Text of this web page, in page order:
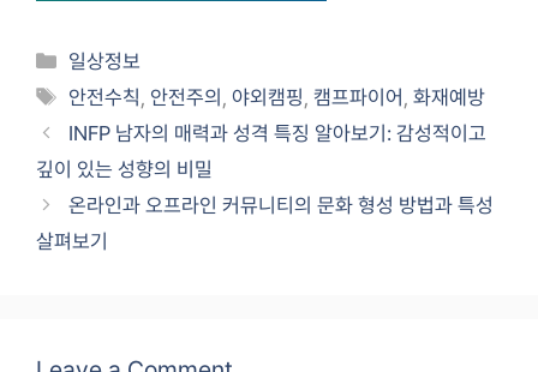
Categories
일상정보
Tags
안전수칙 안전주의 ,야외캠핑 캠프파이어 ,화재예방
INFP 남자의 매력과 성격 특징 알아보기: 감성적이고
깊이 있는 성향의 비밀
온라인과 오프라인 커뮤니티의 문화 형성 방법과 특성
살펴보기